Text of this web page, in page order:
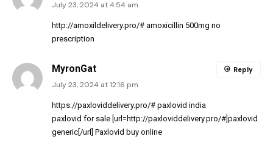
July 23, 2024 at 4:54 am
http://amoxildelivery.pro/# amoxicillin 500mg no
prescription
MyronGat
July 23, 2024 at 12:16 pm
https://paxloviddelivery.pro/# paxlovid india
paxlovid for sale [url=http://paxloviddelivery.pro/#]paxlovid
generic[/url] Paxlovid buy online
Reply